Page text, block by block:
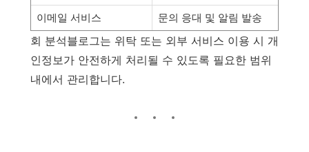
이메일 서비스
문의 응대 및 알림 발송
회 분석블로그는 위탁 또는 외부 서비스 이용 시 개
인정보가 안전하게 처리될 수 있도록 필요한 범위
내에서 관리합니다.